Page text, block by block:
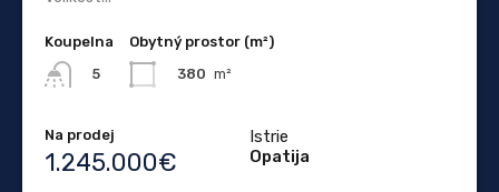
Koupelna
5
Obytný prostor (m²)
380 m²
Na prodej
1.245.000€
Istrie
Opatija